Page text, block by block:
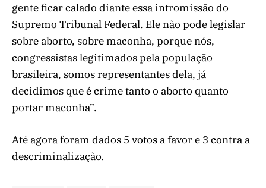
gente ficar calado diante essa intromissão do
Supremo Tribunal Federal. Ele não pode legislar
sobre aborto, sobre maconha, porque nós,
congressistas legitimados pela população
brasileira, somos representantes dela, já
decidimos que é crime tanto o aborto quanto
portar maconha”.
Até agora foram dados 5 votos a favor e 3 contra a
descriminalização.